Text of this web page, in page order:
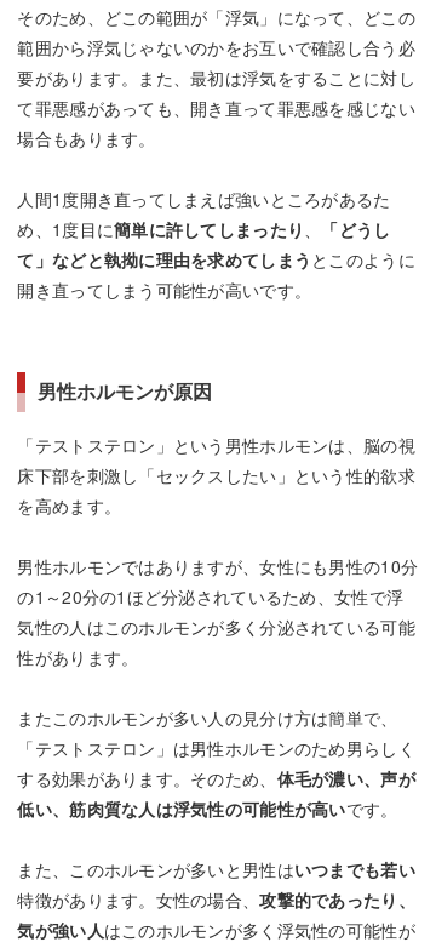
そのため、どこの範囲が「浮気」になって、どこの
範囲から浮気じゃないのかをお互いで確認し合う必
要があります。また、最初は浮気をすることに対し
て罪悪感があっても、開き直って罪悪感を感じない
場合もあります。
人間1度開き直ってしまえば強いところがあるた
め、1度目に簡単に許してしまったり 、
「どうし
て」などと執拗に理由を求めてしまう とこのように
開き直ってしまう可能性が高いです。
男性ホルモンが原因
「テストステロン」という男性ホルモンは、脳の視
床下部を刺激し「セックスしたい」という性的欲求
を高めます。
男性ホルモンではありますが、女性にも男性の10分
の1～20分の1ほど分泌されているため、女性で浮
気性の人はこのホルモンが多く分泌されている可能
性があります。
またこのホルモンが多い人の見分け方は簡単で、
「テストステロン」は男性ホルモンのため男らしく
する効果があります。そのため、 体毛が濃い、声が
低い、筋肉質な人は浮気性の可能性が高いです。
また、このホルモンが多いと男性はいつまでも若い
特徴があります。女性の場合、攻撃的であったり、
気が強い人はこのホルモンが多く浮気性の可能性が